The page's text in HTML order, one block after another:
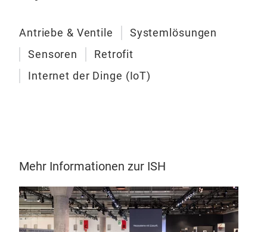
Antriebe & Ventile
Systemlösungen
Sensoren
Retrofit
Internet der Dinge (IoT)
Mehr Informationen zur ISH